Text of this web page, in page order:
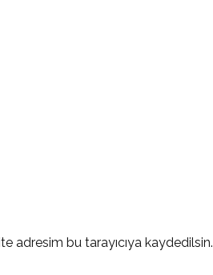
adresim bu tarayıcıya kaydedilsin.